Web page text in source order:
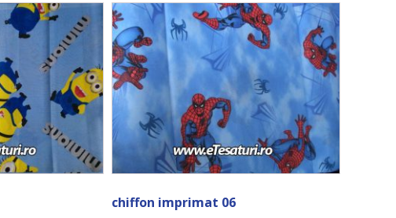
chiffon imprimat 06